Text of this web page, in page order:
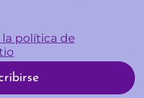
la política de